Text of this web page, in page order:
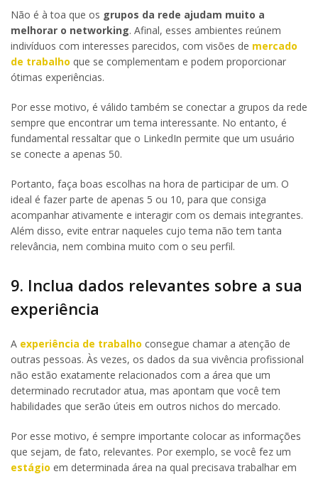
Não é à toa que os grupos da rede ajudam muito a
melhorar o networking. Afinal, esses ambientes reúnem
indivíduos com interesses parecidos, com visões de mercado
de trabalho que se complementam e podem proporcionar
ótimas experiências.
Por esse motivo, é válido também se conectar a grupos da rede
sempre que encontrar um tema interessante. No entanto, é
fundamental ressaltar que o LinkedIn permite que um usuário
se conecte a apenas 50.
Portanto, faça boas escolhas na hora de participar de um. O
ideal é fazer parte de apenas 5 ou 10, para que consiga
acompanhar ativamente e interagir com os demais integrantes.
Além disso, evite entrar naqueles cujo tema não tem tanta
relevância, nem combina muito com o seu perfil.
9. Inclua dados relevantes sobre a sua
experiência
A experiência de trabalho consegue chamar a atenção de
outras pessoas. Às vezes, os dados da sua vivência profissional
não estão exatamente relacionados com a área que um
determinado recrutador atua, mas apontam que você tem
habilidades que serão úteis em outros nichos do mercado.
Por esse motivo, é sempre importante colocar as informações
que sejam, de fato, relevantes. Por exemplo, se você fez um
estágio em determinada área na qual precisava trabalhar em